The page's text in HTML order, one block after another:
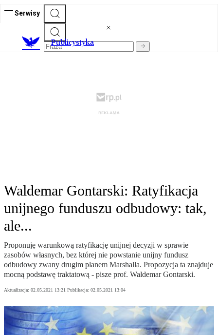
Serwisy
Publicystyka
Waldemar Gontarski: Ratyfikacja
unijnego funduszu odbudowy: tak,
ale...
Proponuję warunkową ratyfikację unijnej decyzji w sprawie
zasobów własnych, bez której nie powstanie unijny fundusz
odbudowy zwany drugim planem Marshalla. Propozycja ta znajduje
mocną podstawę traktatową - pisze prof. Waldemar Gontarski.
Aktualizacja: 02.05.2021 13:21 Publikacja: 02.05.2021 13:04